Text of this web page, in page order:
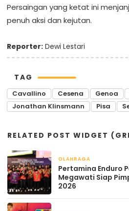
Persaingan yang ketat ini
penuh aksi dan kejutan.
Reporter: Dewi Lestari
TAG
Cavallino Cesena Genoa
Jonathan Klinsmann
Pisa
RELATED POST WIDGET
OLAHRAGA
Pertamina Enduro
Megawati Siap
2026